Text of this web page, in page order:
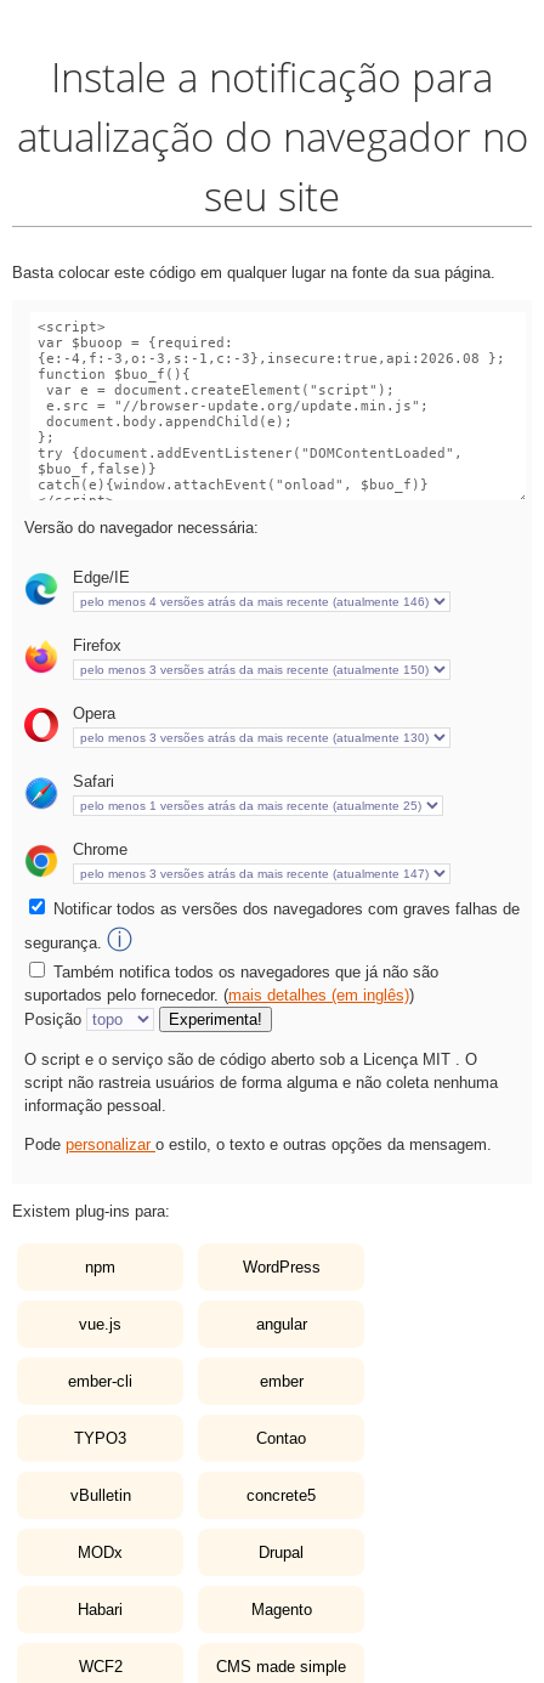
Instale a notificação para
atualização do navegador no
seu site
Basta colocar este código em qualquer lugar na fonte da sua página.
Versão do navegador necessária:
Edge/IE
Firefox
Opera
Safari
Chrome
Notificar todos as versões dos navegadores com graves falhas de
segurança. ⓘ
Também notifica todos os navegadores que já não são
suportados pelo fornecedor. (mais detalhes (em inglês))
Posição
Experimenta!
O script e o serviço são de código aberto sob a
Licença MIT . O
script não rastreia usuários de forma alguma e não coleta nenhuma
informação pessoal.
Pode personalizar o estilo, o texto e outras opções da mensagem.
Existem plug-ins para:
npm WordPress
vue.js angular
ember-cli ember
TYPO3 Contao
vBulletin concrete5
MODx Drupal
Habari Magento
WCF2 CMS made simple